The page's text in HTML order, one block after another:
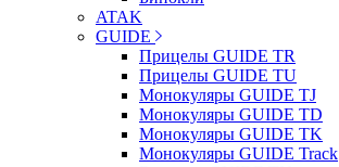
ATAK
GUIDE
Прицелы GUIDE TR
Прицелы GUIDE TU
Монокуляры GUIDE TJ
Монокуляры GUIDE TD
Монокуляры GUIDE TK
Монокуляры GUIDE Track